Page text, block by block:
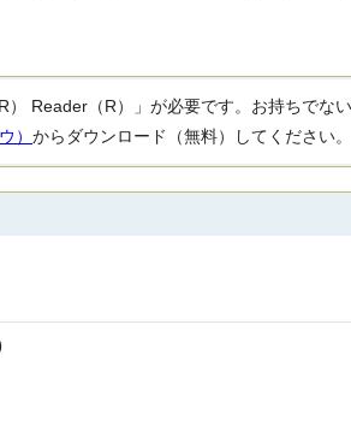
Reader（R）」が必要です。お持ちでな
） からダウンロード（無料）してください。